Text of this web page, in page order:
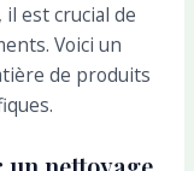
est crucial de
Voici un
de produits